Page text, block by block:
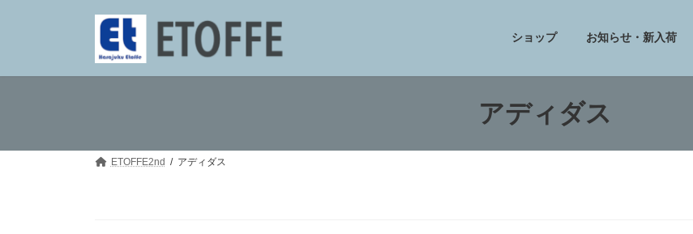
ツ
シ
ショップ お知らせ・新入荷
アディダス
ETOFFE2nd アディダス